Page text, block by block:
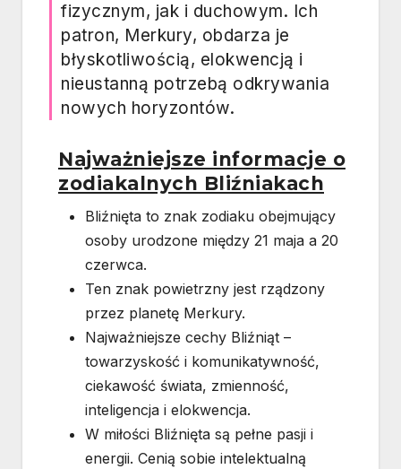
fizycznym, jak i duchowym. Ich
patron, Merkury, obdarza je
błyskotliwością, elokwencją i
nieustanną potrzebą odkrywania
nowych horyzontów.
Najważniejsze informacje o
zodiakalnych Bliźniakach
Bliźnięta to znak zodiaku obejmujący
osoby urodzone między 21 maja a 20
czerwca.
Ten znak powietrzny jest rządzony
przez planetę Merkury.
Najważniejsze cechy Bliźniąt –
towarzyskość i komunikatywność,
ciekawość świata, zmienność,
inteligencja i elokwencja.
W miłości Bliźnięta są pełne pasji i
energii. Cenią sobie intelektualną